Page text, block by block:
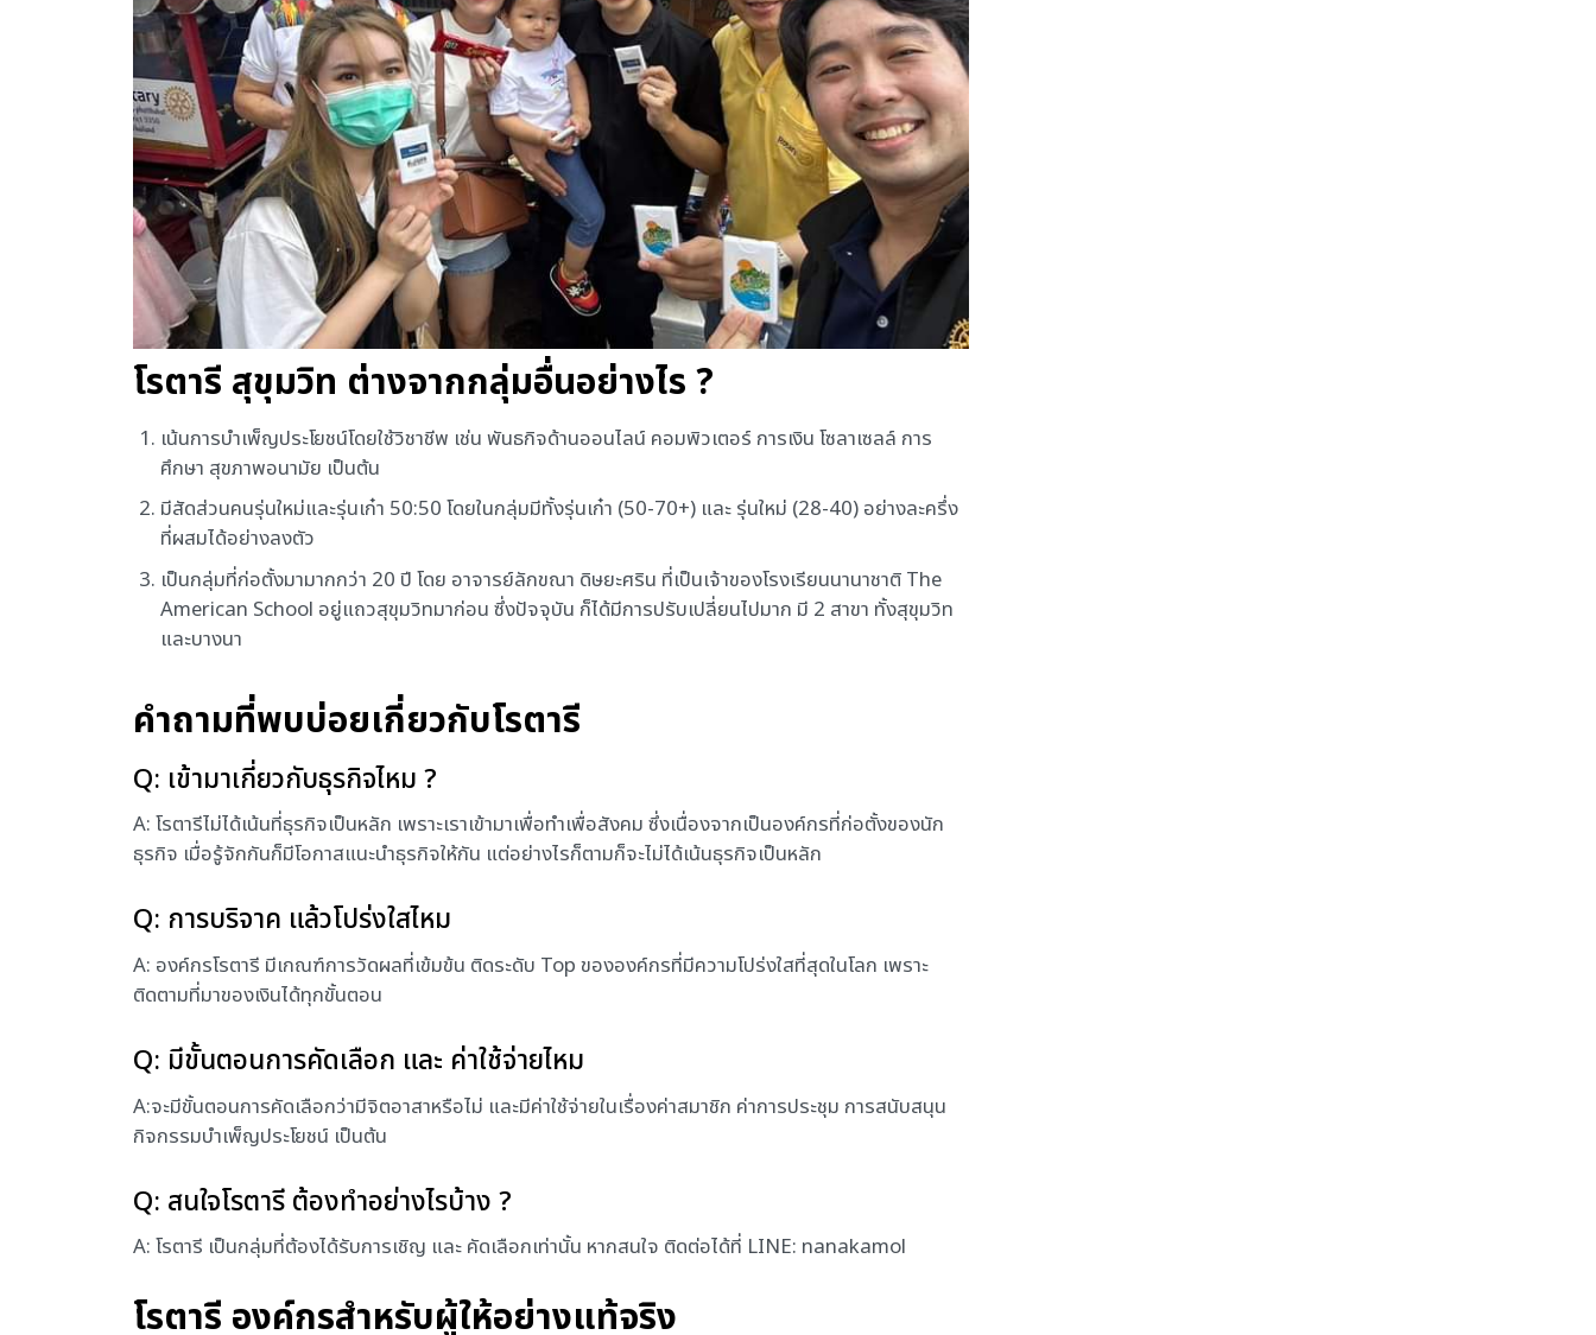
โรตารี สุขุมวิท ต่างจากกลุ่มอื่นอย่างไร ?
เน้นการบำเพ็ญประโยชน์โดยใช้วิชาชีพ เช่น พันธกิจด้านออนไลน์ คอมพิวเตอร์ การเงิน โซลาเซลล์ การ
ศึกษา สุขภาพอนามัย เป็นต้น
มีสัดส่วนคนรุ่นใหม่และรุ่นเก๋า 50:50 โดยในกลุ่มมีทั้งรุ่นเก๋า (50-70+) และ รุ่นใหม่ (28-40) อย่างละครึ่ง
ที่ผสมได้อย่างลงตัว
เป็นกลุ่มที่ก่อตั้งมามากกว่า 20 ปี โดย อาจารย์ลักขณา ดิษยะศริน ที่เป็นเจ้าของโรงเรียนนานาชาติ The
American School อยู่แถวสุขุมวิทมาก่อน ซึ่งปัจจุบัน ก็ได้มีการปรับเปลี่ยนไปมาก มี 2 สาขา ทั้งสุขุมวิท
และบางนา
คำถามที่พบบ่อยเกี่ยวกับโรตารี
Q: เข้ามาเกี่ยวกับธุรกิจไหม ?
A: โรตารีไม่ได้เน้นที่ธุรกิจเป็นหลัก เพราะเราเข้ามาเพื่อทำเพื่อสังคม ซึ่งเนื่องจากเป็นองค์กรที่ก่อตั้งของนัก
ธุรกิจ เมื่อรู้จักกันก็มีโอกาสแนะนำธุรกิจให้กัน แต่อย่างไรก็ตามก็จะไม่ได้เน้นธุรกิจเป็นหลัก
Q: การบริจาค แล้วโปร่งใสไหม
A: องค์กรโรตารี มีเกณฑ์การวัดผลที่เข้มข้น ติดระดับ Top ขององค์กรที่มีความโปร่งใสที่สุดในโลก เพราะ
ติดตามที่มาของเงินได้ทุกขั้นตอน
Q: มีขั้นตอนการคัดเลือก และ ค่าใช้จ่ายไหม
A:จะมีขั้นตอนการคัดเลือกว่ามีจิตอาสาหรือไม่ และมีค่าใช้จ่ายในเรื่องค่าสมาชิก ค่าการประชุม การสนับสนุน
กิจกรรมบำเพ็ญประโยชน์ เป็นต้น
Q: สนใจโรตารี ต้องทำอย่างไรบ้าง ?
A: โรตารี เป็นกลุ่มที่ต้องได้รับการเชิญ และ คัดเลือกเท่านั้น หากสนใจ ติดต่อได้ที่ LINE: nanakamol
โรตารี องค์กรสำหรับผู้ให้อย่างแท้จริง